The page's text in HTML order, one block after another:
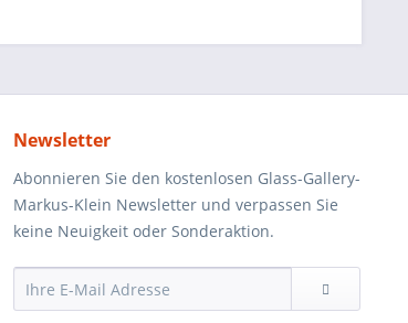
Newsletter
Abonnieren Sie den kostenlosen Glass-Gallery-
Markus-Klein Newsletter und verpassen Sie
keine Neuigkeit oder Sonderaktion.